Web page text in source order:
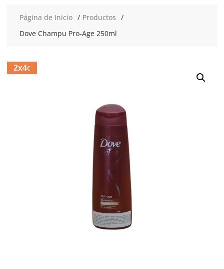
Página de Inicio
Productos
Dove Champu Pro-Age 250ml
2x4€